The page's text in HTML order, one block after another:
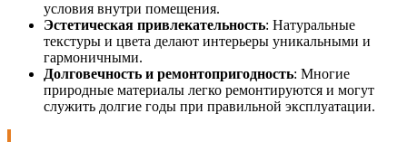
условия внутри помещения.
Эстетическая привлекательность: Натуральные
текстуры и цвета делают интерьеры уникальными и
гармоничными.
Долговечность и ремонтопригодность: Многие
природные материалы легко ремонтируются и могут
служить долгие годы при правильной эксплуатации.